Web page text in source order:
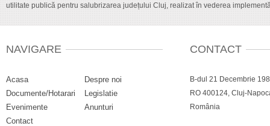
utilitate publică pentru salubrizarea județului Cluj, realizat în vederea
NAVIGARE
Acasa
Despre noi
Documente/Hotarari
Legislatie
Evenimente
Anunturi
Contact
CONTACT
B-dul 21 Decembrie
RO 400124, Cluj-
România